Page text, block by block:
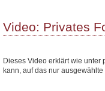
Video: Privates
Dieses Video erklärt wie unter
kann, auf das nur ausgewählte